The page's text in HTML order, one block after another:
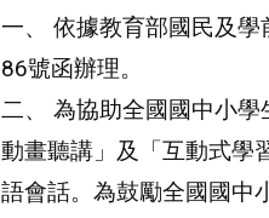
一、 依據教育部國民及
86號函辦理。
二、 為協助全國國中小
動畫聽講」及「互動式學
語會話。為鼓勵全國國中